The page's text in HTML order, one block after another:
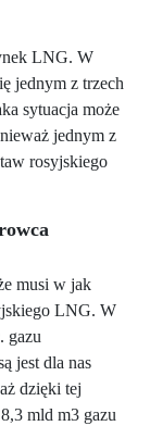
LNG. W
jednym z trzech
sytuacja może
jednym z
rosyjskiego
musi w jak
LNG. W
gazu
jest dla nas
dzięki tej
mld m3 gazu